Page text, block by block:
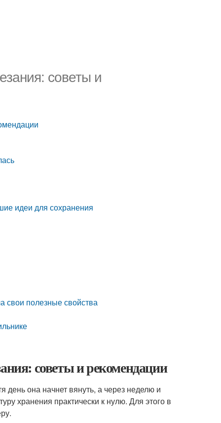
советы и
идеи для сохранения
свои полезные свойства
советы и рекомендации
день она начнет вянуть, а через неделю и
хранения практически к нулю. Для этого в